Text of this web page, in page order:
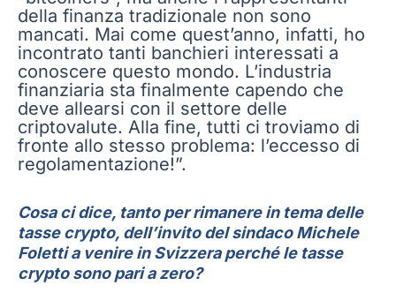
della finanza tradizionale non sono
mancati. Mai come quest’anno, infatti, ho
incontrato tanti banchieri interessati a
conoscere questo mondo. L’industria
finanziaria sta finalmente capendo che
deve allearsi con il settore delle
criptovalute. Alla fine, tutti ci troviamo di
fronte allo stesso problema: l’eccesso di
regolamentazione!”.
Cosa ci dice, tanto per rimanere in tema delle
tasse crypto, dell’invito del sindaco Michele
Foletti a venire in Svizzera perché le tasse
crypto sono pari a zero?